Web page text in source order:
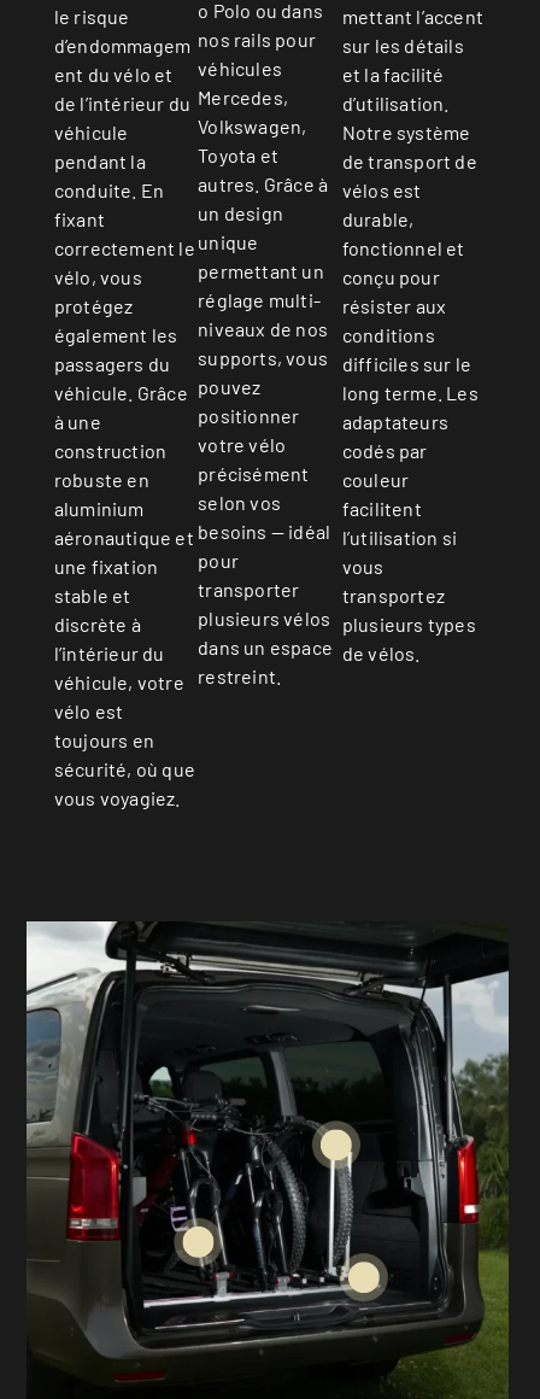
le risque
d’endommagem
ent du vélo et
de l’intérieur du
véhicule
pendant la
conduite. En
fixant
correctement le
vélo, vous
protégez
également les
passagers du
véhicule. Grâce
à une
construction
robuste en
aluminium
aéronautique et
une fixation
stable et
discrète à
l’intérieur du
véhicule, votre
vélo est
toujours en
sécurité, où que
vous voyagiez.
o Polo ou dans
nos rails pour
véhicules
Mercedes,
Volkswagen,
Toyota et
autres. Grâce à
un design
unique
permettant un
réglage multi-
niveaux de nos
supports, vous
pouvez
positionner
votre vélo
précisément
selon vos
besoins — idéal
pour
transporter
plusieurs vélos
dans un espace
restreint.
mettant l’accent
sur les détails
et la facilité
d’utilisation.
Notre système
de transport de
vélos est
durable,
fonctionnel et
conçu pour
résister aux
conditions
difficiles sur le
long terme. Les
adaptateurs
codés par
couleur
facilitent
l’utilisation si
vous
transportez
plusieurs types
de vélos.